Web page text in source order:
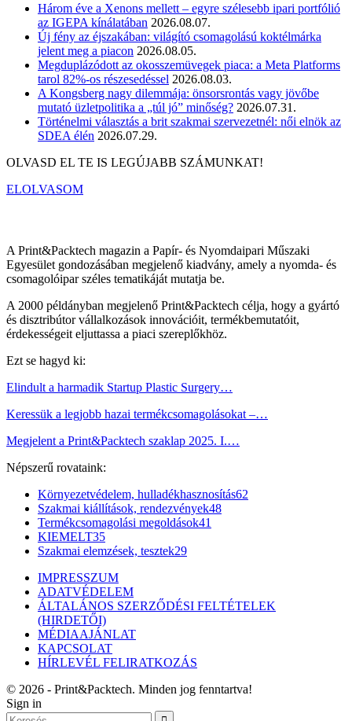
Három éve a Xenons mellett – egyre szélesebb ipari portfólió
az IGEPA kínálatában 2026.08.07.
Új fény az éjszakában: világító csomagolású koktélmárka
jelent meg a piacon 2026.08.05.
Megduplázódott az okosszemüvegek piaca: a Meta Platforms
tarol 82%-os részesedéssel 2026.08.03.
A Kongsberg nagy dilemmája: önsorsrontás vagy jövőbe
mutató üzletpolitika a „túl jó” minőség? 2026.07.31.
Történelmi választás a brit szakmai szervezetnél: női elnök az
SDEA élén 2026.07.29.
OLVASD EL TE IS LEGÚJABB SZÁMUNKAT!
ELOLVASOM
A Print&Packtech magazin a Papír- és Nyomdaipari Műszaki
Egyesület gondozásában megjelenő kiadvány, amely a nyomda- és
csomagolóipar széles tematikáját mutatja be.
A 2000 példányban megjelenő Print&Packtech célja, hogy a gyártó
és disztribútor vállalkozások innovációit, termékbemutatóit,
érdekességeit eljuttassa a piaci szereplőkhöz.
Ezt se hagyd ki:
Elindult a harmadik Startup Plastic Surgery…
Keressük a legjobb hazai termékcsomagolásokat –…
Megjelent a Print&Packtech szaklap 2025. I.…
Népszerű rovataink:
Környezetvédelem, hulladékhasznosítás62
Szakmai kiállítások, rendezvények48
Termékcsomagolási megoldások41
KIEMELT35
Szakmai elemzések, tesztek29
IMPRESSZUM
ADATVÉDELEM
ÁLTALÁNOS SZERZŐDÉSI FELTÉTELEK
(HIRDETŐI)
MÉDIAAJÁNLAT
KAPCSOLAT
HÍRLEVÉL FELIRATKOZÁS
© 2026 - Print&Packtech. Minden jog fenntartva!
Sign in